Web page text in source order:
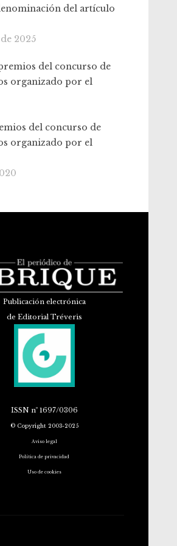
del artículo
2025
del concurso de
organizado por el
Publicación electrónica
de Editorial Tréveris
ISSNnº 1697/0306
© Copyright 2003-2025
Aviso legal
Política de privacidad
Uso de cookies